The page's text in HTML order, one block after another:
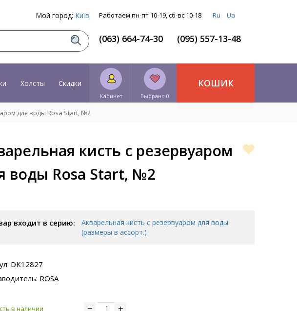
Мой город: Київ Работаем пн-пт 10-19, сб-вс 10-18 Ru Ua
(063) 664-74-30 (095) 557-13-48
Холсты Скидки
Кабинет Выбрано 0
КОШИК
для воды Rosa Start, №2
кисть с резервуаром
воды Rosa Start, №2
входит в серию:
Акварельная кисть с резервуаром для воды
(размеры в ассорт.)
DK12827
ROSA
в наличии